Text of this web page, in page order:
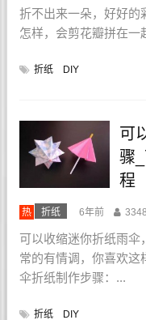
折不出来一朵，好好的
怎样，会剪花瓣拼在一
折纸 DIY
可
骤
程
热 折纸 6年前
可以收缩迷你折纸雨伞
常的有情调，你喜欢这
伞折纸制作步骤：...
折纸 DIY